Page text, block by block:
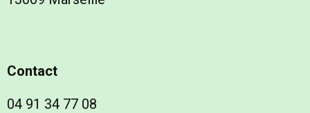
Contact
04 91 34 77 08